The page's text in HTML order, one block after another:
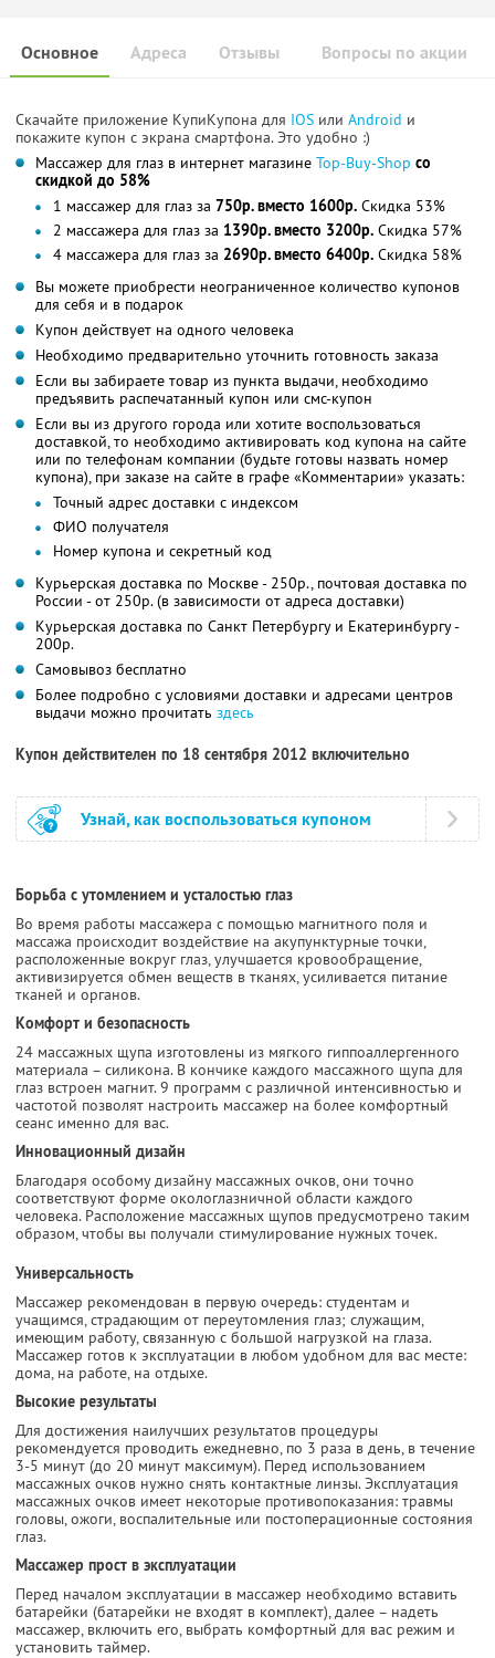
Основное Отзывы Вопросы по акции
Адреса
Скачайте приложение КупиКупона для IOS или Android и
покажите купон с экрана смартфона. Это удобно :)
Массажер для глаз в интернет магазине Top-Buy-Shop со
скидкой до 58%
1 массажер для глаз за 750р. вместо 1600р. Скидка 53%
2 массажера для глаз за 1390р. вместо 3200р. Скидка 57%
4 массажера для глаз за 2690р. вместо 6400р. Скидка 58%
Вы можете приобрести неограниченное количество купонов
для себя и в подарок
Купон действует на одного человека
Необходимо предварительно уточнить готовность заказа
Если вы забираете товар из пункта выдачи, необходимо
предъявить распечатанный купон или смс-купон
Если вы из другого города или хотите воспользоваться
доставкой, то необходимо активировать код купона на сайте
или по телефонам компании (будьте готовы назвать номер
купона), при заказе на сайте в графе «Комментарии» указать:
Точный адрес доставки с индексом
ФИО получателя
Номер купона и секретный код
Курьерская доставка по Москве - 250р., почтовая доставка по
России - от 250р. (в зависимости от адреса доставки)
Курьерская доставка по Санкт Петербургу и Екатеринбургу -
200р.
Самовывоз бесплатно
Более подробно с условиями доставки и адресами центров
выдачи можно прочитать здесь
Купон действителен по 18 сентября 2012 включительно
Узнай, как воспользоваться купоном
Борьба с утомлением и усталостью глаз
Во время работы массажера с помощью магнитного поля и
массажа происходит воздействие на акупунктурные точки,
расположенные вокруг глаз, улучшается кровообращение,
активизируется обмен веществ в тканях, усиливается питание
тканей и органов.
Комфорт и безопасность
24 массажных щупа изготовлены из мягкого гиппоаллергенного
материала – силикона. В кончике каждого массажного щупа для
глаз встроен магнит. 9 программ с различной интенсивностью и
частотой позволят настроить массажер на более комфортный
сеанс именно для вас.
Инновационный дизайн
Благодаря особому дизайну массажных очков, они точно
соответствуют форме окологлазничной области каждого
человека. Расположение массажных щупов предусмотрено таким
образом, чтобы вы получали стимулирование нужных точек.
Универсальность
Массажер рекомендован в первую очередь: студентам и
учащимся, страдающим от переутомления глаз; служащим,
имеющим работу, связанную с большой нагрузкой на глаза.
Массажер готов к эксплуатации в любом удобном для вас месте:
дома, на работе, на отдыхе.
Высокие результаты
Для достижения наилучших результатов процедуры
рекомендуется проводить ежедневно, по 3 раза в день, в течение
3-5 минут (до 20 минут максимум). Перед использованием
массажных очков нужно снять контактные линзы. Эксплуатация
массажных очков имеет некоторые противопоказания: травмы
головы, ожоги, воспалительные или постоперационные состояния
глаз.
Массажер прост в эксплуатации
Перед началом эксплуатации в массажер необходимо вставить
батарейки (батарейки не входят в комплект), далее – надеть
массажер, включить его, выбрать комфортный для вас режим и
установить таймер.